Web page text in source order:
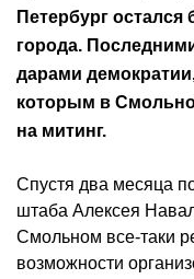
Петербург остался
города.
дарами
которым в
на митинг.
Спустя два месяца
штаба Алексея
Смольном все-таки
возможности